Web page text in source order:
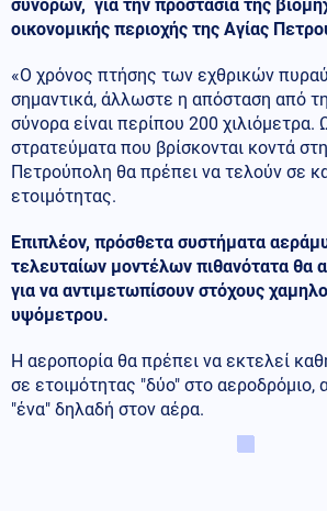
συνόρων, για την προστασία της
οικονομικής περιοχής της Αγίας
«Ο χρόνος πτήσης των εχθρικών
σημαντικά, άλλωστε η απόσταση από
σύνορα είναι περίπου 200 χιλιόμετρα.
στρατεύματα που βρίσκονται κοντά
Πετρούπολη θα πρέπει να τελούν σε
ετοιμότητας.
Επιπλέον, πρόσθετα συστήματα
τελευταίων μοντέλων πιθανότατα θα
για να αντιμετωπίσουν στόχους
υψόμετρου.
Η αεροπορία θα πρέπει να εκτελεί
σε ετοιμότητας "δύο" στο αεροδρόμιο,
"ένα" δηλαδή στον αέρα.